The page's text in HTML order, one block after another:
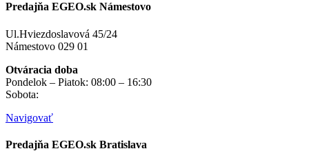
Predajňa EGEO.sk Námestovo
Ul.Hviezdoslavová 45/24
Námestovo 029 01
Otváracia doba
Pondelok – Piatok: 08:00 – 16:30
Sobota:
Navigovať
Predajňa EGEO.sk Bratislava